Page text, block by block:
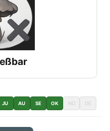
JU AU SE OK NO DE